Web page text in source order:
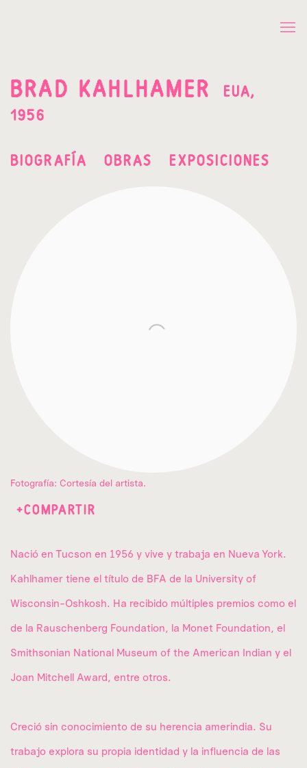
BRAD KAHLHAMER
EUA,
1956
BIOGRAFÍA OBRAS EXPOSICIONES
Fotografía: Cortesía del artista.
COMPARTIR
Nació en Tucson en 1956 y vive y trabaja en Nueva York.
Kahlhamer tiene el título de BFA de la University of
Wisconsin-Oshkosh. Ha recibido múltiples premios como el
de la Rauschenberg Foundation, la Monet Foundation, el
Smithsonian National Museum of the American Indian y el
Joan Mitchell Award, entre otros.
Creció sin conocimiento de su herencia amerindia. Su
trabajo explora su propia identidad y la influencia de las